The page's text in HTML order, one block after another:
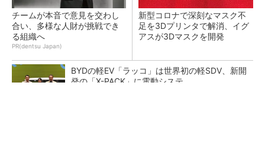
チームが本音で意見を交わし
合い、多様な人財が挑戦でき
る組織へ
PR(dentsu Japan)
新型コロナで深刻なマスク不
足を3Dプリンタで解消、イグ
アスが3Dマスクを開発
BYDの軽EV「ラッコ」は世界初の軽SDV、新開
発の「X-PACK」に電動システ...